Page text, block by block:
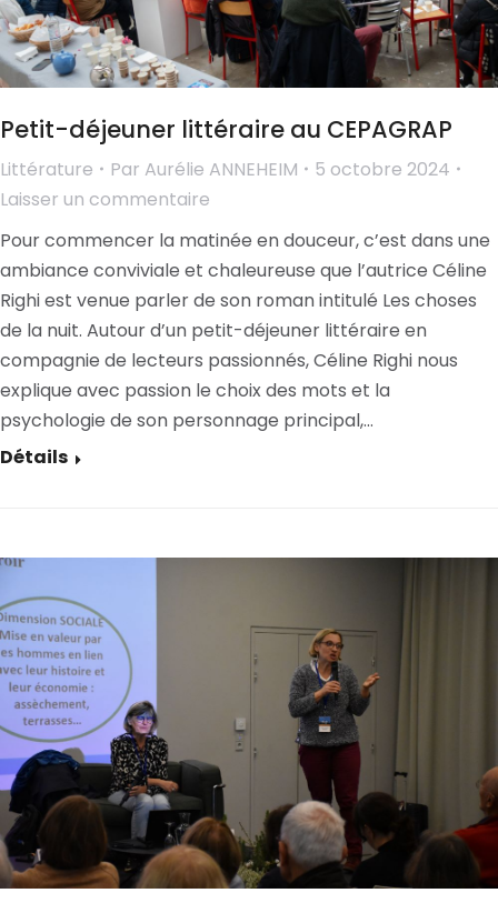
Petit-déjeuner littéraire au CEPAGRAP
Littérature Par Aurélie ANNEHEIM
5 octobre 2024
Laisser un commentaire
Pour commencer la matinée en douceur, c’est dans une
ambiance conviviale et chaleureuse que l’autrice Céline
Righi est venue parler de son roman intitulé Les choses
de la nuit. Autour d’un petit-déjeuner littéraire en
compagnie de lecteurs passionnés, Céline Righi nous
explique avec passion le choix des mots et la
psychologie de son personnage principal,…
Détails